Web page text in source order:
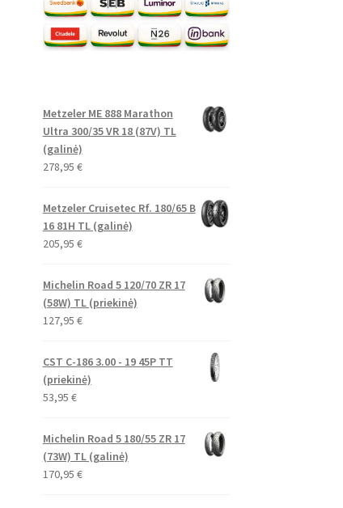
Metzeler ME 888 Marathon
Ultra 300/35 VR 18 (87V) TL
(galinė)
278,95 €
Metzeler Cruisetec Rf. 180/65 B
16 81H TL (galinė)
205,95 €
Michelin Road 5 120/70 ZR 17
(58W) TL (priekinė)
127,95 €
CST C-186 3.00 - 19 45P TT
(priekinė)
53,95 €
Michelin Road 5 180/55 ZR 17
(73W) TL (galinė)
170,95 €